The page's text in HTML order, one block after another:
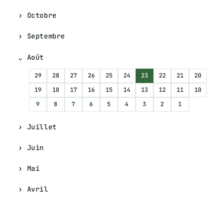
Octobre
Septembre
Août
29 28 27 26 25 24 23 22 21
20
19
18 17 16 15 14 13 12 11
10
9
8 7 6 5 4 3 2 1
Juillet
Juin
Mai
Avril